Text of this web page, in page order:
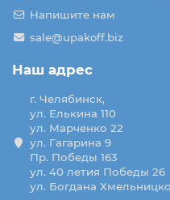
Напишите нам
sale@upakoff.biz
Наш адрес
г. Челябинск,
ул. Елькина 110
ул. Марченко 22
ул. Гагарина 9
Пр. Победы 163
ул. 40 летия Победы 26
ул. Богдана